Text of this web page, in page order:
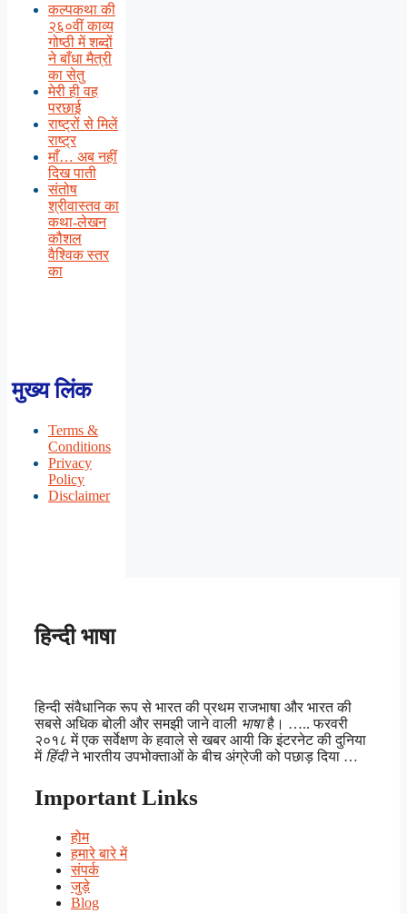
कल्पकथा की
२६०वीं काव्य
गोष्ठी में शब्दों
ने बाँधा मैत्री
का सेतु
मेरी ही वह
परछाई
राष्ट्रों से मिलें
राष्ट्र
माँ… अब नहीं
दिख पाती
संतोष
श्रीवास्तव का
कथा-लेखन
कौशल
वैश्विक स्तर
का
मुख्य लिंक
Terms &
Conditions
Privacy
Policy
Disclaimer
हिन्दी भाषा
हिन्दी संवैधानिक रूप से भारत की प्रथम राजभाषा और भारत की
सबसे अधिक बोली और समझी जाने वाली भाषाहै। ….. फरवरी
२०१८ में एक सर्वेक्षण के हवाले से खबर आयी कि इंटरनेट की दुनिया
में हिंदीने भारतीय उपभोक्ताओं के बीच अंग्रेजी को पछाड़ दिया …
Important Links
होम
हमारे बारे में
संपर्क
जुड़े
Blog